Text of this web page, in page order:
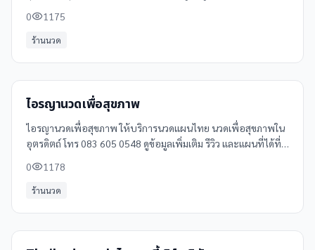
0 1175
ร้านนวด
ไอรญานวดเพื่อสุขภาพ
ไอรญานวดเพื่อสุขภาพ ให้บริการนวดแผนไทย นวดเพื่อสุขภาพใน
อุตรดิตถ์ โทร 083 605 0548 ดูข้อมูลเพิ่มเติม รีวิว และแผนที่ได้ที่
0 1178
ร้านนวด